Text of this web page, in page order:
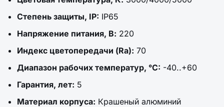
Степень защиты, IP: IP65
Напряжение питания, В: 220
Индекс цветопередачи (Ra): 70
Диапазон рабочих температур, °C: -40..+60
Гарантия, лет: 5
Материал корпуса: Крашеный алюминий